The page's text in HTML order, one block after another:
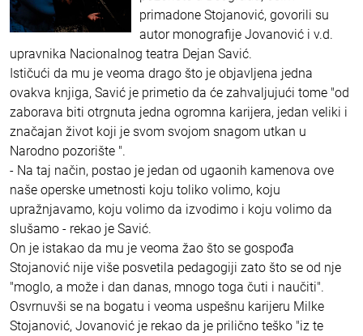
primadone Stojanović, govorili su
autor monografije Jovanović i v.d.
upravnika Nacionalnog teatra Dejan Savić.
Ističući da mu je veoma drago što je objavljena jedna
ovakva knjiga, Savić je primetio da će zahvaljujući tome "od
zaborava biti otrgnuta jedna ogromna karijera, jedan veliki i
značajan život koji je svom svojom snagom utkan u
Narodno pozorište ".
- Na taj način, postao je jedan od ugaonih kamenova ove
naše operske umetnosti koju toliko volimo, koju
upražnjavamo, koju volimo da izvodimo i koju volimo da
slušamo - rekao je Savić.
On je istakao da mu je veoma žao što se gospođa
Stojanović nije više posvetila pedagogiji zato što se od nje
"moglo, a može i dan danas, mnogo toga čuti i naučiti".
Osvrnuvši se na bogatu i veoma uspešnu karijeru Milke
Stojanović, Jovanović je rekao da je prilično teško "iz te